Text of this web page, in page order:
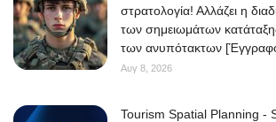
στρατολογία! Αλλάζει η
των σημειωμάτων
των ανυπότακτων
Αυγ 8, 2026
Tourism Spatial Planning -